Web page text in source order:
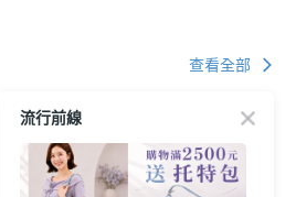
查看全部
流行前線